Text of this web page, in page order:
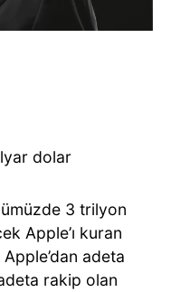
dolar
3 trilyon
Apple’ı kuran
adeta
rakip olan